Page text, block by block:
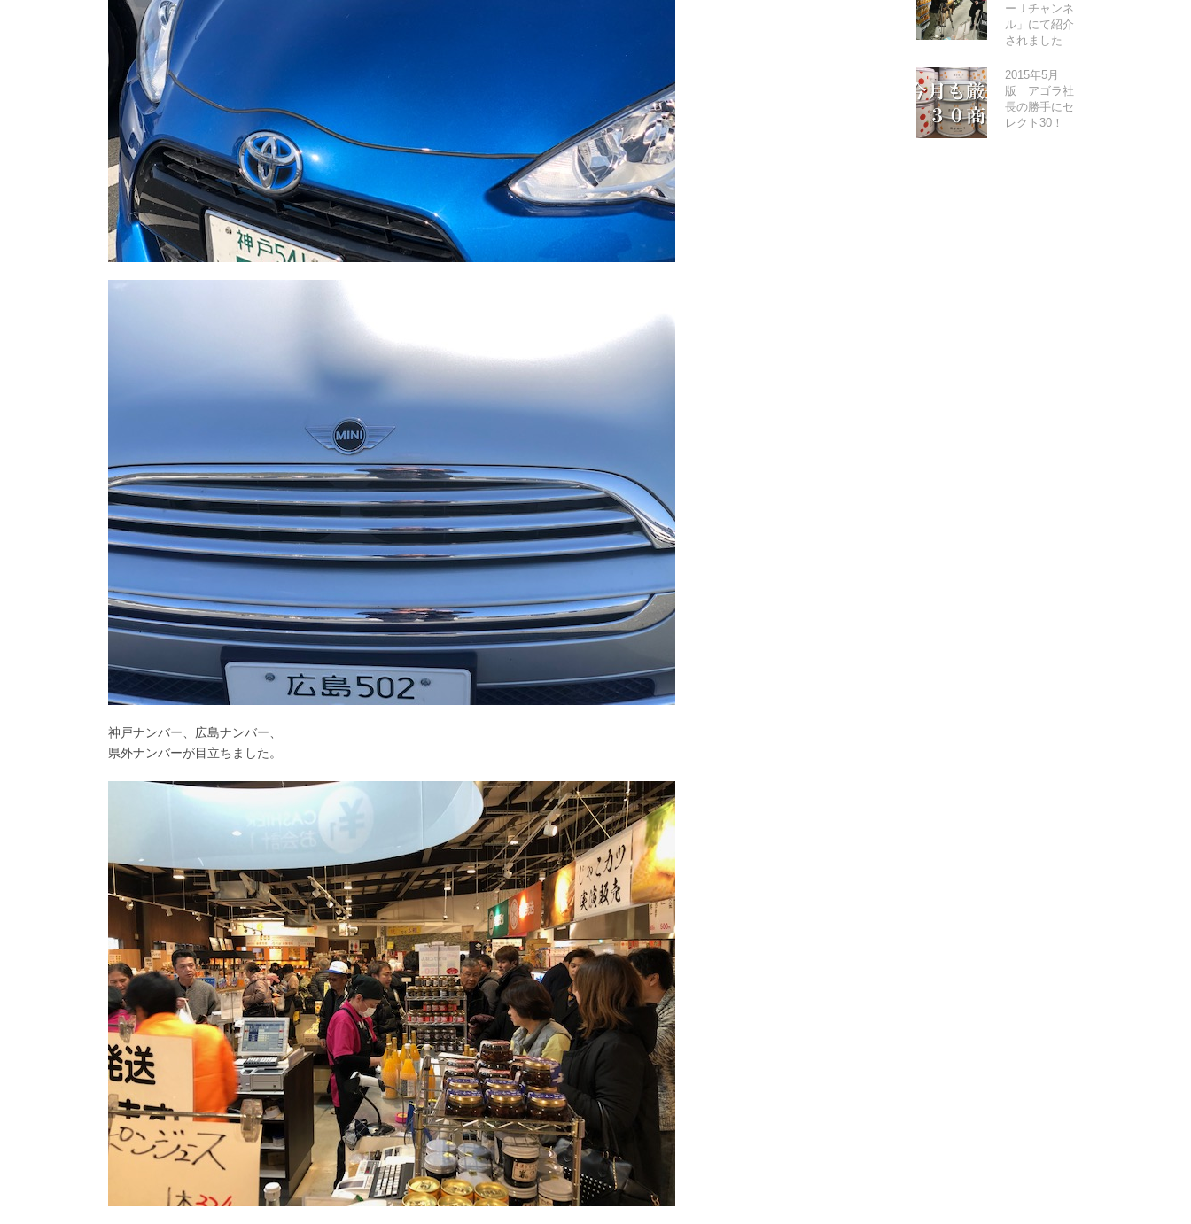
神戸ナンバー、広島ナンバー、
県外ナンバーが目立ちました。
ーＪチャンネ
ル」にて紹介
されました
2015年5月
版 アゴラ社
長の勝手にセ
レクト30！